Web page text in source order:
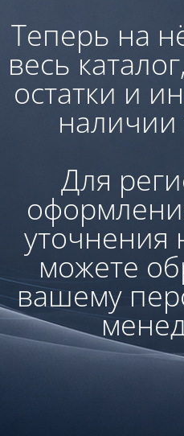
Теперь на
весь
остатки и
наличии
Для
уточнения
можете
вашему